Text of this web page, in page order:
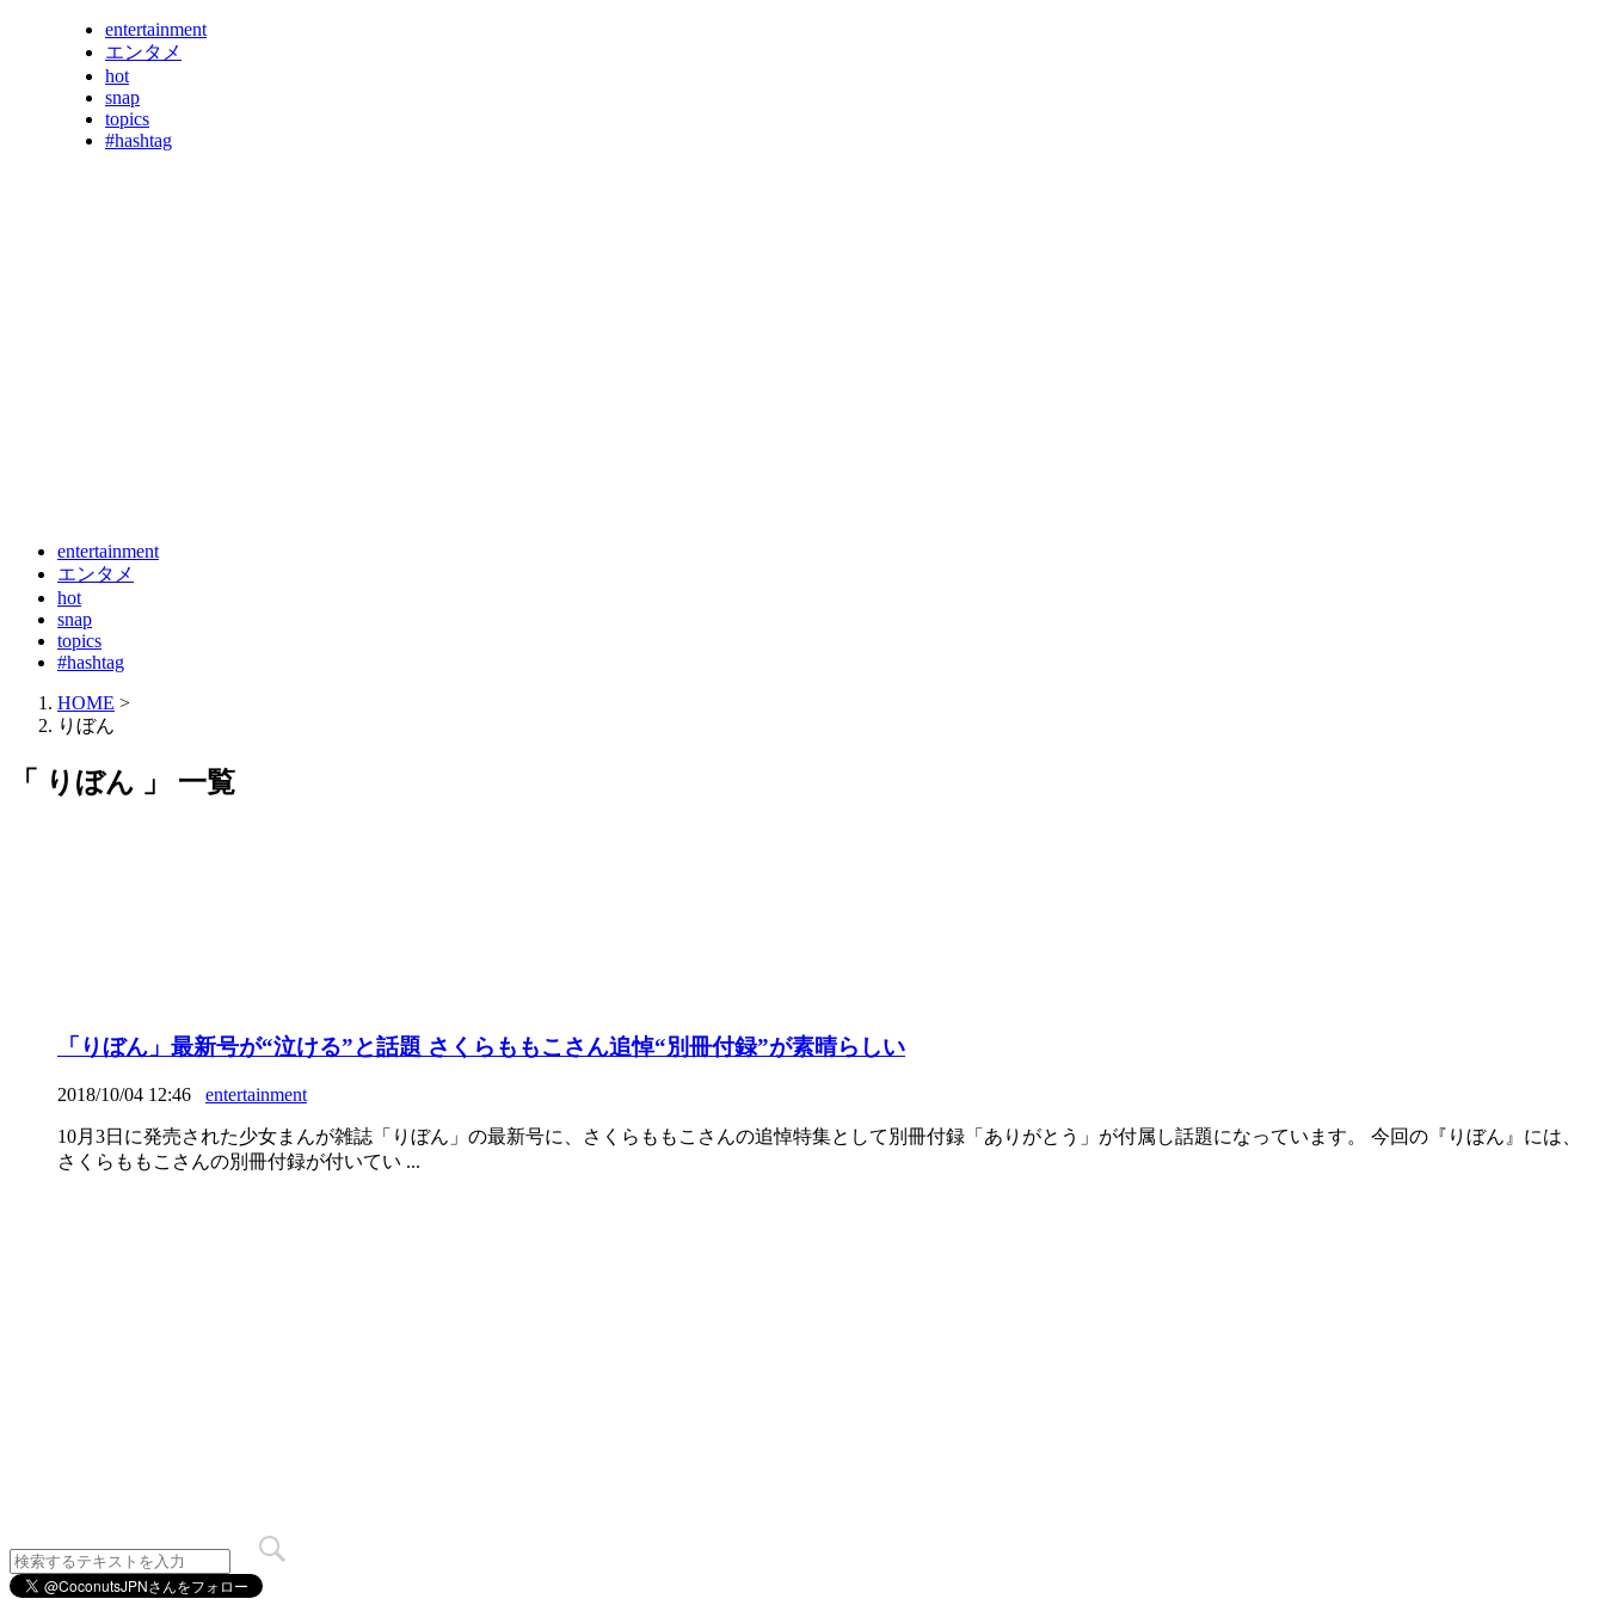
entertainment
エンタメ
hot
snap
topics
#hashtag
entertainment
エンタメ
hot
snap
topics
#hashtag
HOME >
りぼん
「 りぼん 」 一覧
「りぼん」最新号が“泣ける”と話題 さくらももこさん追悼“別冊付録”が素晴らしい
2018/10/04 12:46 entertainment
10月3日に発売された少女まんが雑誌「りぼん」の最新号に、さくらももこさんの追悼特集として別冊付録「ありがとう」が付属し話題になっています。 今回の『りぼん』には、
さくらももこさんの別冊付録が付いてい ...